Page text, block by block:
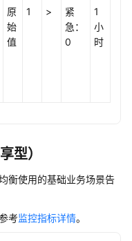
原
始
值
1 >
紧
急：
0
1
小
时
型）
衡使用的基础业务场景告
考监控指标详情。